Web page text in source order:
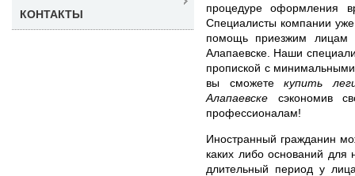
процедуре оформления
Специалисты компании
помощь приезжим лицам
Алапаевске. Наши
пропиской с
вы сможетекупить
Алапаевске сэкономив
профессионалам!
Иностранный гражданин
каких либо оснований
длительный период у
КОНТАКТЫ